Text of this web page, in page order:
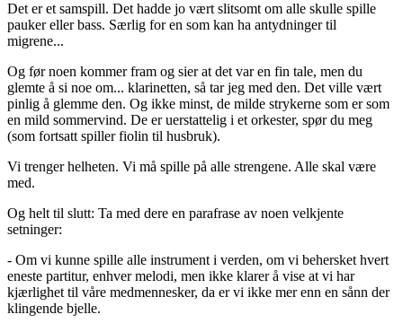
Det er et samspill. Det hadde jo vært slitsomt om alle skulle spille
pauker eller bass. Særlig for en som kan ha antydninger til
migrene...
Og før noen kommer fram og sier at det var en fin tale, men du
glemte å si noe om... klarinetten, så tar jeg med den. Det ville vært
pinlig å glemme den. Og ikke minst, de milde strykerne som er som
en mild sommervind. De er uerstattelig i et orkester, spør du meg
(som fortsatt spiller fiolin til husbruk).
Vi trenger helheten. Vi må spille på alle strengene. Alle skal være
med.
Og helt til slutt: Ta med dere en parafrase av noen velkjente
setninger:
- Om vi kunne spille alle instrument i verden, om vi behersket hvert
eneste partitur, enhver melodi, men ikke klarer å vise at vi har
kjærlighet til våre medmennesker, da er vi ikke mer enn en sånn der
klingende bjelle.